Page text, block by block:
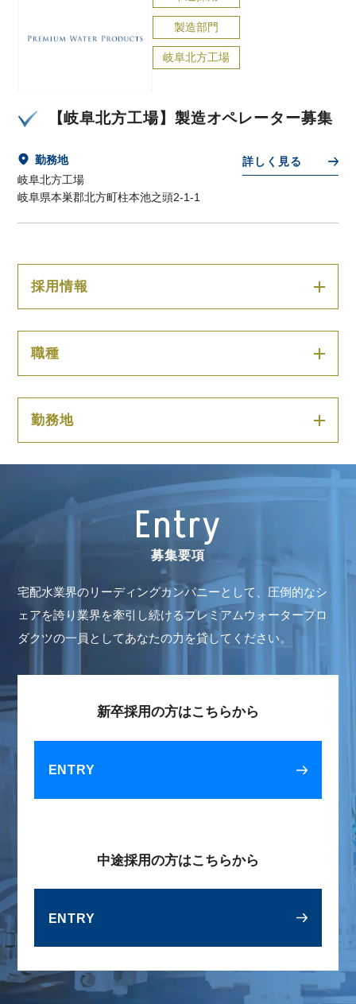
採用情報
職種
勤務地
製造部門
岐阜北方工場
【岐阜北方工場】製造オペレーター募集
勤務地
岐阜北方工場
岐阜県本巣郡北方町柱本池之頭2-1-1
詳しく見る
Entry
募集要項
宅配水業界のリーディングカンパニーとして、圧倒的なシ
ェアを誇り業界を牽引し続けるプレミアムウォータープロ
ダクツの一員としてあなたの力を貸してください。
新卒採用の方はこちらから
ENTRY
中途採用の方はこちらから
ENTRY